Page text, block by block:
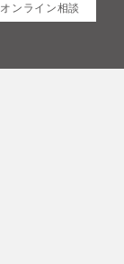
オンライン相談